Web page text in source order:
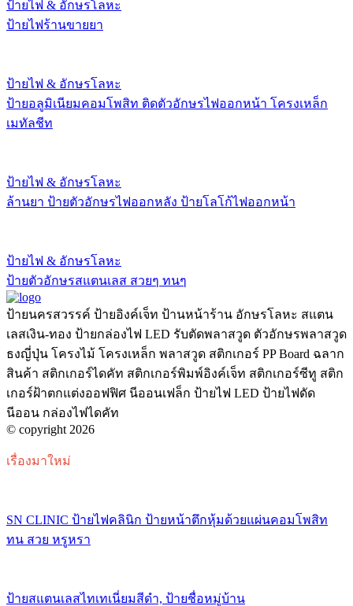
ป้ายไฟ & อักษรโลหะ
ป้ายไฟร้านขายยา
ป้ายไฟ & อักษรโลหะ
ป้ายอลูมิเนียมคอมโพสิท ติดตัวอักษรไฟออกหน้า โครงเหล็ก
เมทัลชีท
ป้ายไฟ & อักษรโลหะ
ล้านยา ป้ายตัวอักษรไฟออกหลัง ป้ายโลโก้ไฟออกหน้า
ป้ายไฟ & อักษรโลหะ
ป้ายตัวอักษรสแตนเลส สวยๆ ทนๆ
ป้ายนครสวรรค์ ป้ายอิงค์เจ็ท ป้านหน้าร้าน อักษรโลหะ สแตน
เลสเงิน-ทอง ป้ายกล่องไฟ LED รับตัดพลาสวูด ตัวอักษรพลาสวูด
ธงญี่ปุ่น โครงไม้ โครงเหล็ก พลาสวูด สติกเกอร์ PP Board ฉลาก
สินค้า สติกเกอร์ไดคัท สติกเกอร์พิมพ์อิงค์เจ็ท สติกเกอร์ซีทู สติก
เกอร์ฝ้าตกแต่งออฟฟิศ นีออนเฟล็ก ป้ายไฟ LED ป้ายไฟดัด
นีออน กล่องไฟไดคัท
© copyright 2026
เรื่องมาใหม่
SN CLINIC ป้ายไฟคลินิก ป้ายหน้าตึกหุ้มด้วยแผ่นคอมโพสิท
ทน สวย หรูหรา
ป้ายสแตนเลสไทเทเนี่ยมสีดำ, ป้ายชื่อหมู่บ้าน